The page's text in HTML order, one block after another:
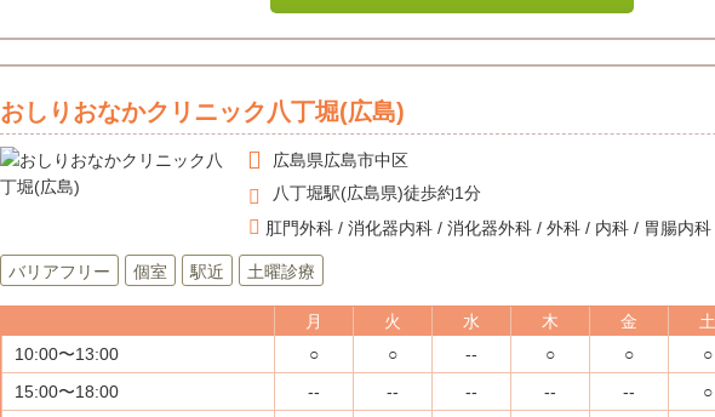
おしりおなかクリニック八丁堀(広島)
広島県広島市中区
八丁堀駅(広島県)徒歩約1分
肛門外科 / 消化器内科 / 消化器外科 / 外科 / 内科 / 胃腸内科
バリアフリー 個室 駅近 土曜診療
月 火 水 木 金 土
10:00〜13:00
○ ○ -- ○ ○ ○
15:00〜18:00
-- -- -- -- -- ○